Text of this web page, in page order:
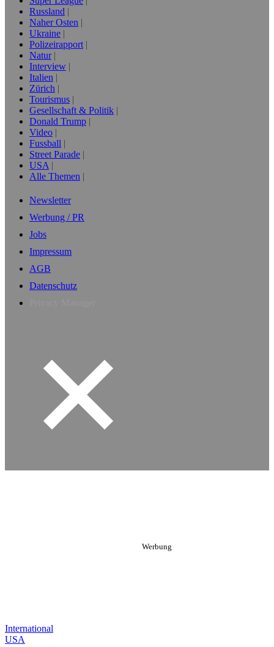
Russland
Naher Osten
Ukraine
Polizeirapport
Natur
Interview
Italien
Zürich
Tourismus
Gesellschaft & Politik
Donald Trump
Video
Fussball
Street Parade
USA
Alle Themen
Newsletter
Werbung / PR
Jobs
Impressum
AGB
Datenschutz
International
USA